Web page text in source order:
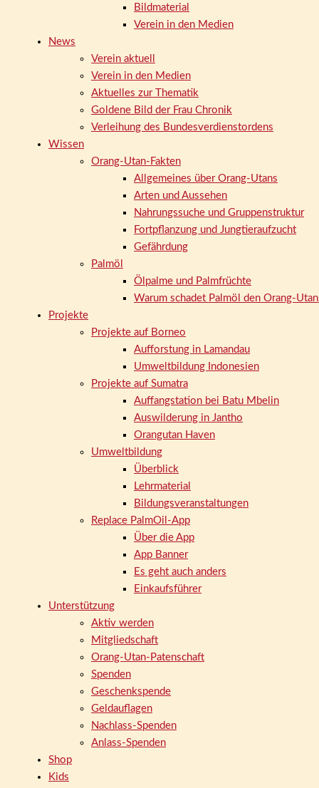
Bildmaterial
Verein in den Medien
News
Verein aktuell
Verein in den Medien
Aktuelles zur Thematik
Goldene Bild der Frau Chronik
Verleihung des Bundesverdienstordens
Wissen
Orang-Utan-Fakten
Allgemeines über Orang-Utans
Arten und Aussehen
Nahrungssuche und Gruppenstruktur
Fortpflanzung und Jungtieraufzucht
Gefährdung
Palmöl
Ölpalme und Palmfrüchte
Warum schadet Palmöl den Orang-
Projekte
Projekte auf Borneo
Aufforstung in Lamandau
Umweltbildung Indonesien
Projekte auf Sumatra
Auffangstation bei Batu Mbelin
Auswilderung in Jantho
Orangutan Haven
Umweltbildung
Überblick
Lehrmaterial
Bildungsveranstaltungen
Replace PalmOil-App
Über die App
App Banner
Es geht auch anders
Einkaufsführer
Unterstützung
Aktiv werden
Mitgliedschaft
Orang-Utan-Patenschaft
Spenden
Geschenkspende
Geldauflagen
Nachlass-Spenden
Anlass-Spenden
Shop
Kids